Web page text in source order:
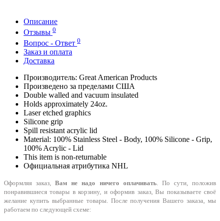
Описание
Отзывы 0
Вопрос - Ответ 0
Заказ и оплата
Доставка
Производитель: Great American Products
Произведено за пределами США
Double walled and vacuum insulated
Holds approximately 24oz.
Laser etched graphics
Silicone grip
Spill resistant acrylic lid
Material: 100% Stainless Steel - Body, 100% Silicone - Grip,
100% Acrylic - Lid
This item is non-returnable
Официальная атрибутика NHL
Оформляя заказ,Вам не надо ничего оплачивать. По сути, положив
понравившиеся товары в корзину, и оформив заказ, Вы показываете своё
желание купить выбранные товары. После получения Вашего заказа, мы
работаем по следующей схеме: